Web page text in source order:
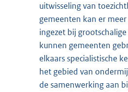
uitwisseling van
gemeenten kan er
ingezet bij
kunnen gemeenten
elkaars specialistische
het gebied van
de samenwerking aan